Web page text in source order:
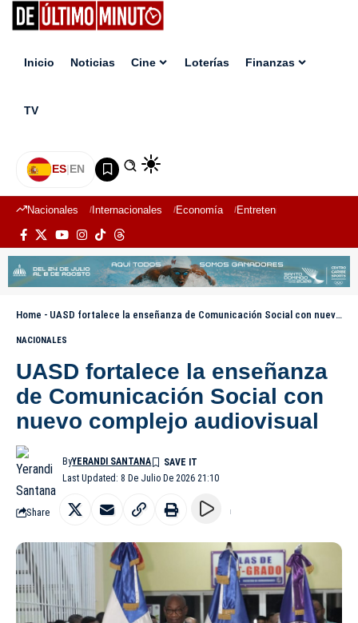
Inicio Noticias Cine Loterías Finanzas
TV
ES|EN
Nacionales Internacionales Economía Entretenimiento
Home - UASD fortalece la enseñanza de Comunicación Social con nuevo complejo audiovisual
NACIONALES
UASD fortalece la enseñanza
de Comunicación Social con
nuevo complejo audiovisual
Last Updated: 8 De Julio De 2026 21:10
ByYERANDI SANTANA
Share